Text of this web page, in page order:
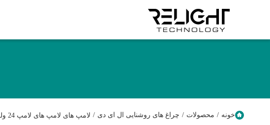
خونه / محصولات / چراغ های روشنایی ال ای دی / لامپ های لامپ های لامپ 24 ولت 2700K - 6500K یخچال